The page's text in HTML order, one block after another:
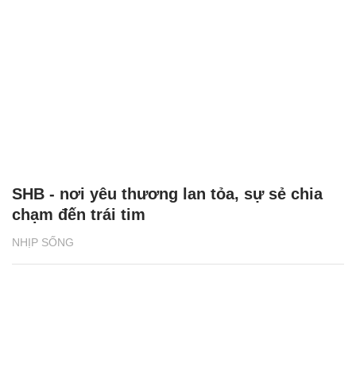
NHỊP SỐNG
SHB - nơi yêu thương lan tỏa, sự sẻ chia
chạm đến trái tim